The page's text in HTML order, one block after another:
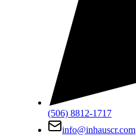
(506) 8812-1717
info@inhauscr.com